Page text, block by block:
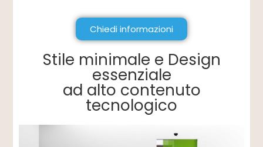
Chiedi informazioni
Stile minimale e Design
essenziale
ad alto contenuto
tecnologico